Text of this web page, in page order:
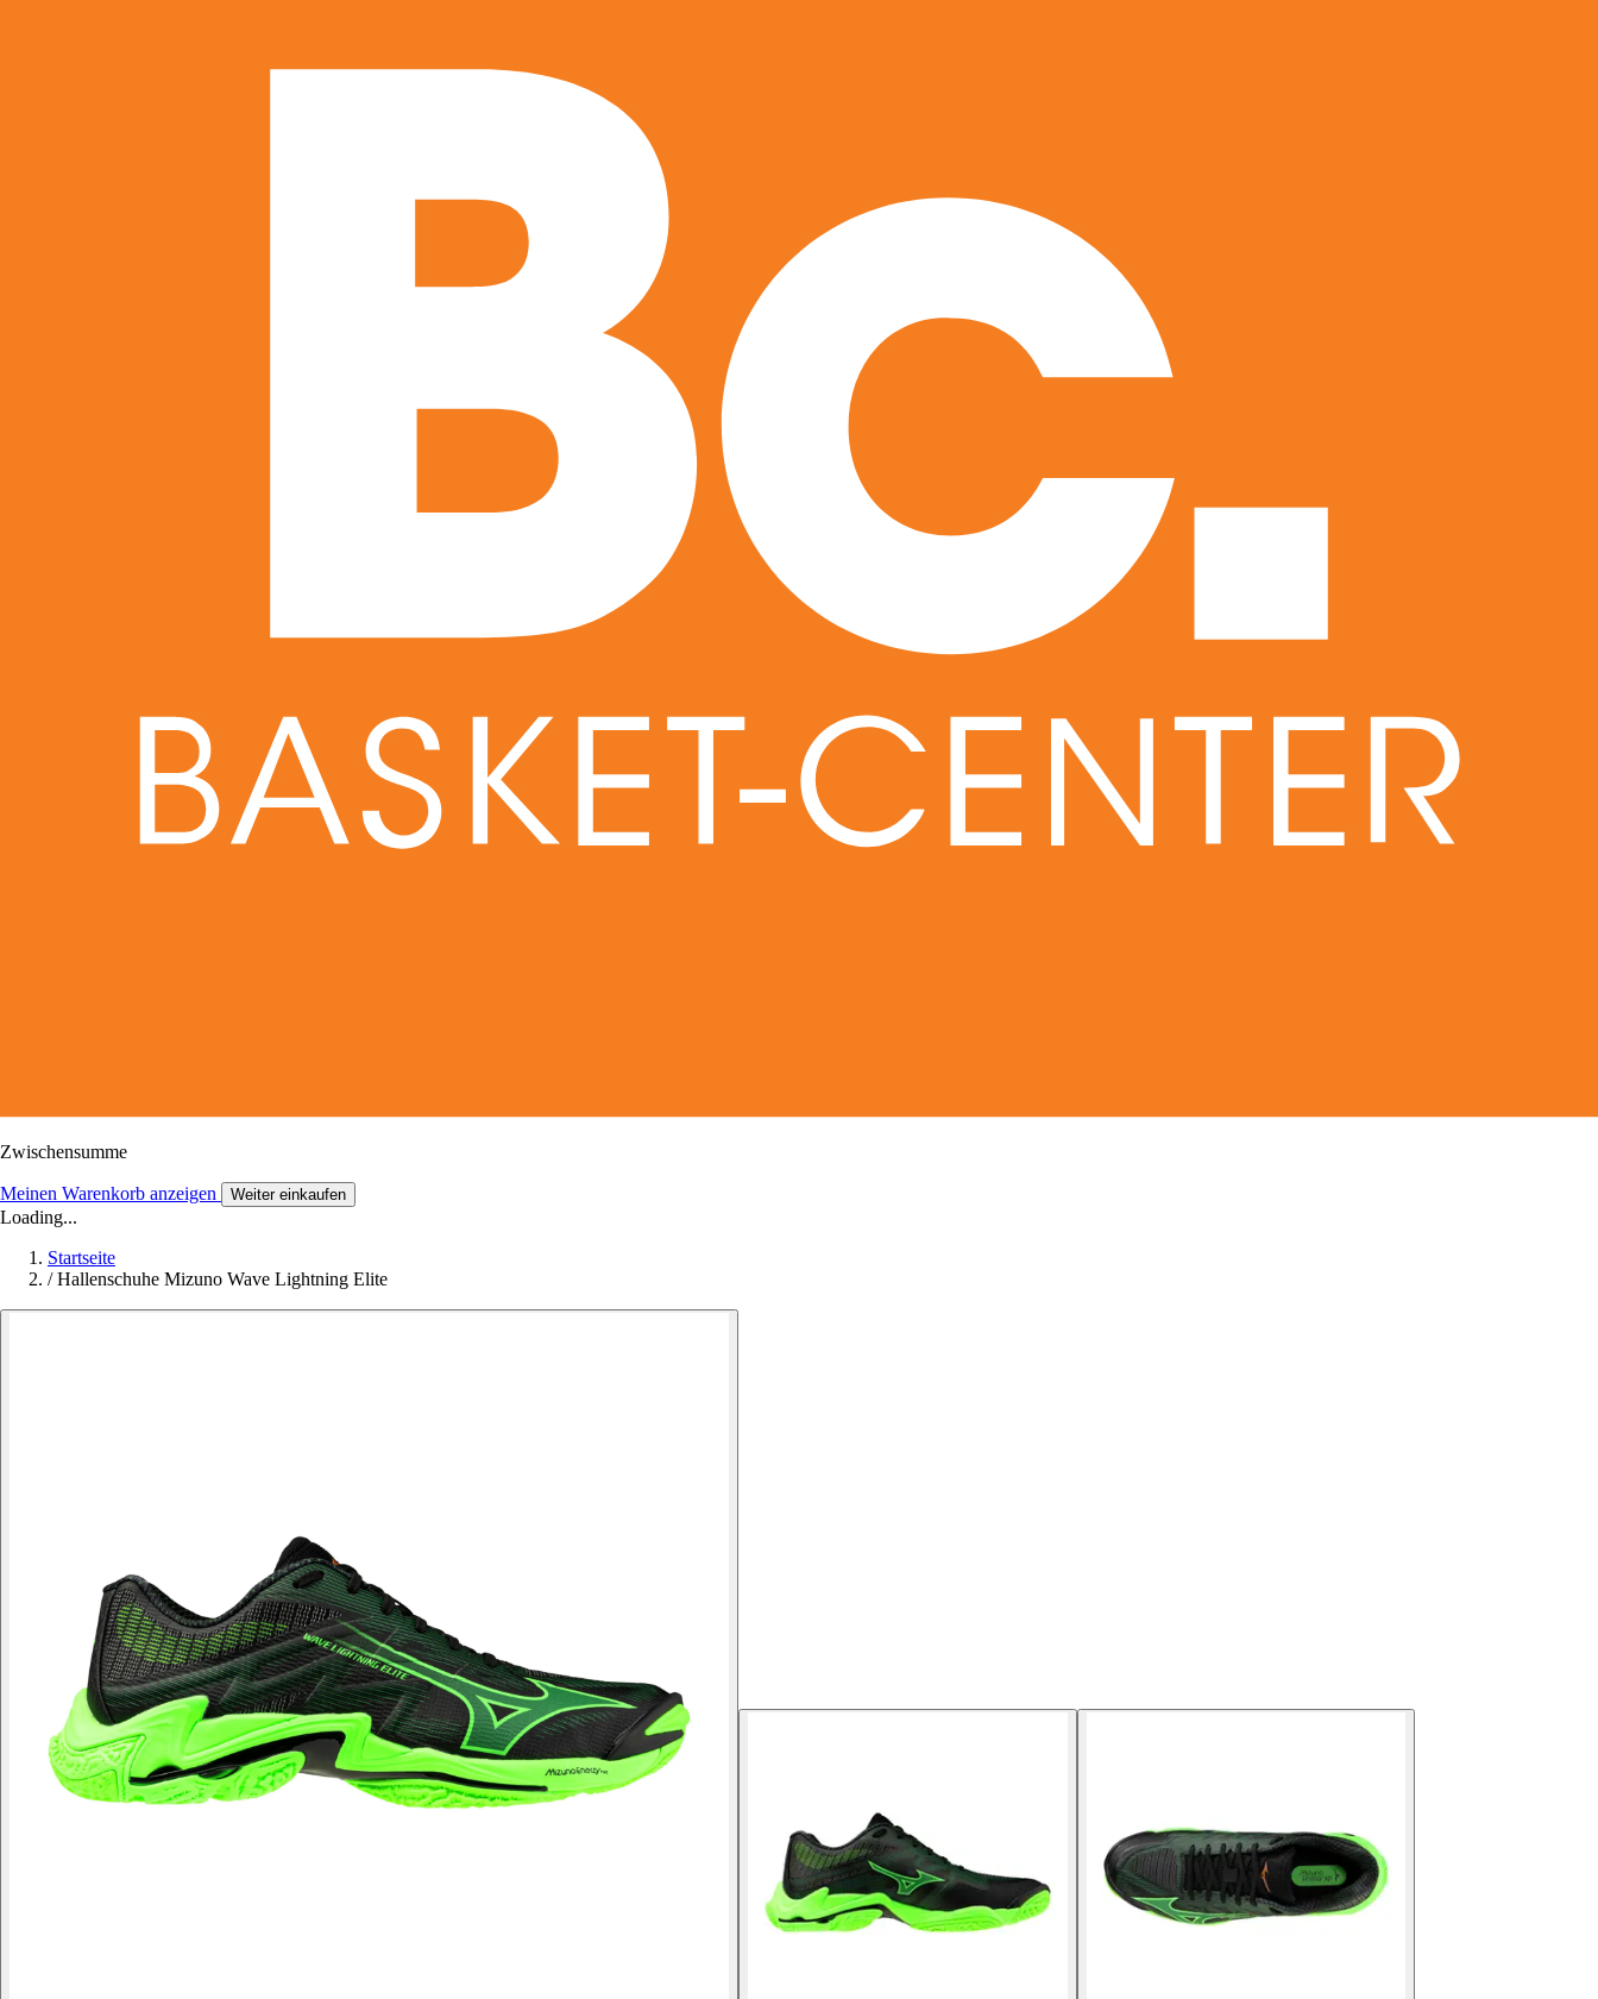
Zwischensumme
Meinen Warenkorb anzeigen Weiter einkaufen
Loading...
Startseite
/ Hallenschuhe Mizuno Wave Lightning Elite